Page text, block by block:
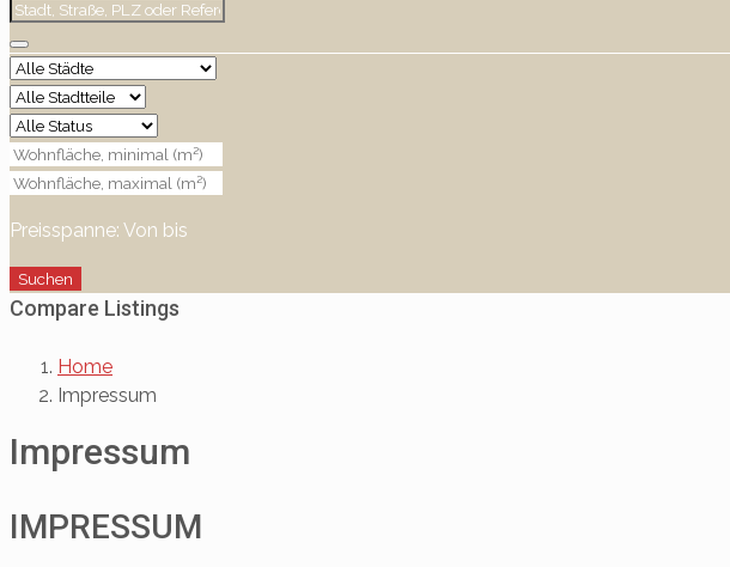
Preisspanne: Von bis
Suchen
Compare Listings
Home
Impressum
Impressum
IMPRESSUM